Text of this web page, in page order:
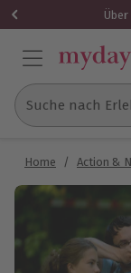
Suche nach
Home / Action &